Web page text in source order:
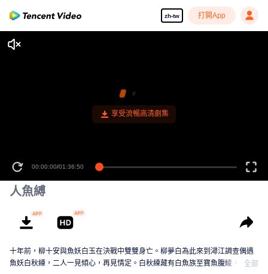
zh-tw 打開App
享受流暢高清劇集
00:00:00/01:36:50
人魚縛
十年前，柳十安與魚妖白玉在決戰中雙雙身亡。柳夢白為此來到潯江調查偶遇
魚妖白秋練，二人一見傾心，再見情定。白秋練藏有白魚族至寶魚腹綾，此寶
全部